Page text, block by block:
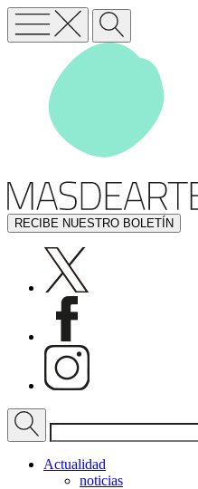
RECIBE NUESTRO BOLETÍN
Actualidad
noticias